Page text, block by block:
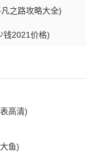
之路攻略大全)
钱2021价格)
高清)
鱼)